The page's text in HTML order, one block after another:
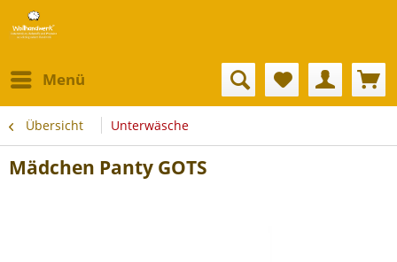
Menü
Übersicht Unterwäsche
Mädchen Panty GOTS